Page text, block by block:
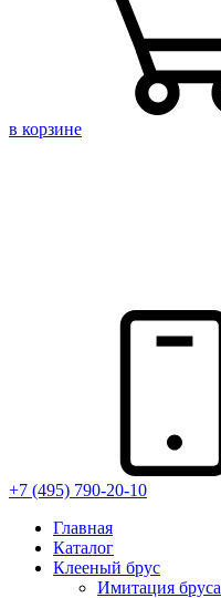
в корзине
+7 (495) 790-20-10
Главная
Каталог
Клееный брус
Имитация бруса